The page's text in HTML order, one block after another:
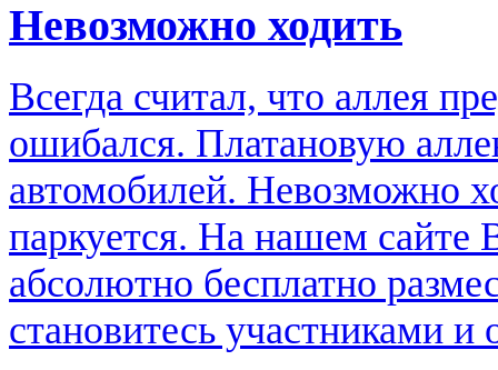
Невозможно ходить
Всегда считал, что аллея
ошибался. Платановую
автомобилей. Невозможно
паркуется. На нашем сайте
абсолютно бесплатно
становитесь участниками и